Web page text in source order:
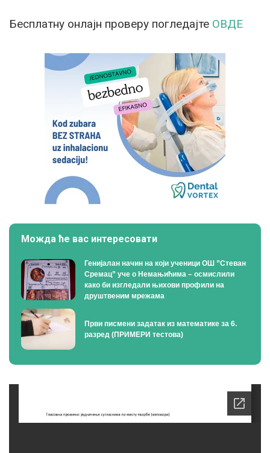
Бесплатну онлајн проверу погледајте ОВДЕ
Можда ће вас интересовати
Генијалан начин на који ученици ОШ ”Стеван
Сремац” уче о Немањићима – осмислили
како би изгледали њихови профили на
друштвеним мрежама
Први писмени задатак из математике за 6.
разред (ПРИМЕРИ тестова)